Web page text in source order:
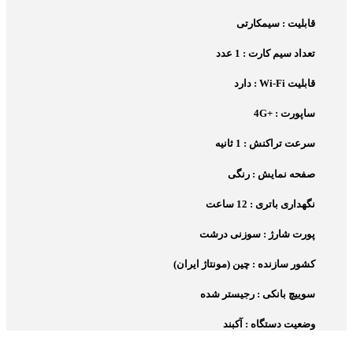
قابلیت : سیمکارتی
تعداد سیم کارت : 1 عدد
قابلیت Wi-Fi : دارد
ساپورت : +4G
سرعت تراکنش : 1 ثانیه
صفحه نمایش : رنگی
نگهداری باتری : 12 ساعت
پورت شارژ : سوزنی درشت
کشور سازنده : چین (مونتاژ ایران)
سوییچ بانکی : رجیستر شده
وضعیت دستگاه : آکبند